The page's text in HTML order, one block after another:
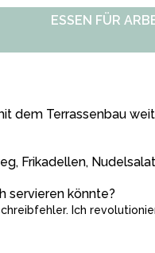
ESSEN FÜR
dem Terrassenbau
Frikadellen,
servieren könnte?
Ich